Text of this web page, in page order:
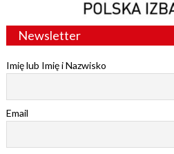
Newsletter
Imię lub Imię i Nazwisko
Email